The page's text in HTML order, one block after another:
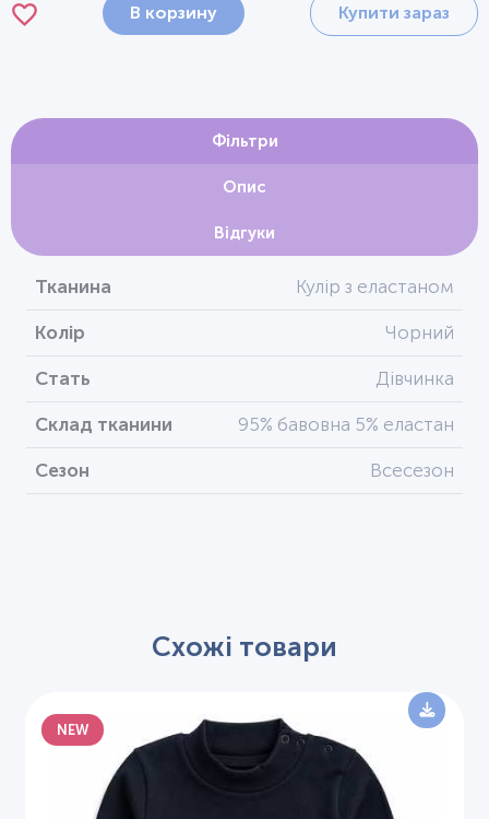
В корзину Купити зараз
Фільтри
Опис
Відгуки
Тканина Кулір з еластаном
Колір Чорний
Стать Дівчинка
Склад тканини 95% бавовна 5% еластан
Сезон Всесезон
Схожі товари
NEW